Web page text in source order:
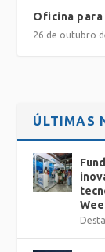
Oficina
26 de outubro
ÚLTIMAS